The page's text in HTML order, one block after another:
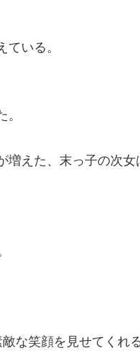
いる。
増えた、末っ子の次女
な笑顔を見せてくれる